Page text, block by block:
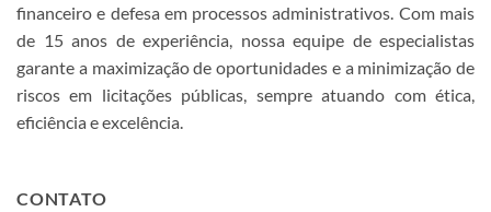
financeiro e defesa em processos administrativos. Com mais
de 15 anos de experiência, nossa equipe de especialistas
garante a maximização de oportunidades e a minimização de
riscos em licitações públicas, sempre atuando com ética,
eficiência e excelência.
CONTATO